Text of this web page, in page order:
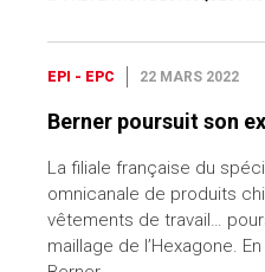
EPI - EPC 22 MARS 2022
Berner poursuit son
La filiale française du
omnicanale de produits
vêtements de travail…
maillage de l’Hexagone.